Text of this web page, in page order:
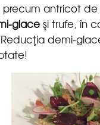
antricot
şi trufe, în
demi-